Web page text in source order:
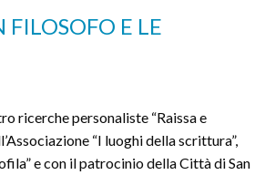
E LE
ricerche personaliste “Raissa e
“I luoghi della scrittura”,
e con il patrocinio della Città di San